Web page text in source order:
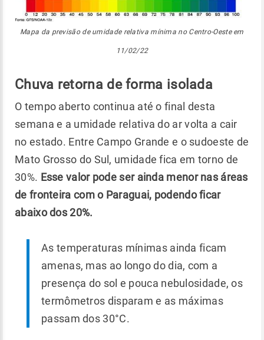
Mapa da previsão de umidade relativa mínima no Centro-Oeste em
11/02/22
Chuva retorna de forma isolada
O tempo aberto continua até o final desta
semana e a umidade relativa do ar volta a cair
no estado. Entre Campo Grande e o sudoeste de
Mato Grosso do Sul, umidade fica em torno de
30%. Esse valor pode ser ainda menor nas áreas
de fronteira com o Paraguai, podendo ficar
abaixo dos 20%.
As temperaturas mínimas ainda ficam
amenas, mas ao longo do dia, com a
presença do sol e pouca nebulosidade, os
termômetros disparam e as máximas
passam dos 30°C.